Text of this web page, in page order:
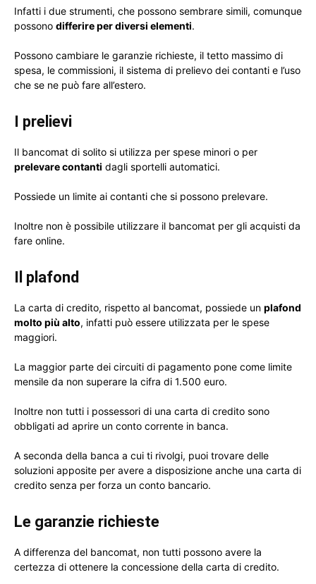
Infatti i due strumenti, che possono sembrare simili, comunque
possono differire per diversi elementi.
Possono cambiare le garanzie richieste, il tetto massimo di
spesa, le commissioni, il sistema di prelievo dei contanti e l’uso
che se ne può fare all’estero.
I prelievi
Il bancomat di solito si utilizza per spese minori o per
prelevare contanti dagli sportelli automatici.
Possiede un limite ai contanti che si possono prelevare.
Inoltre non è possibile utilizzare il bancomat per gli acquisti da
fare online.
Il plafond
La carta di credito, rispetto al bancomat, possiede un plafond
molto più alto, infatti può essere utilizzata per le spese
maggiori.
La maggior parte dei circuiti di pagamento pone come limite
mensile da non superare la cifra di 1.500 euro.
Inoltre non tutti i possessori di una carta di credito sono
obbligati ad aprire un conto corrente in banca.
A seconda della banca a cui ti rivolgi, puoi trovare delle
soluzioni apposite per avere a disposizione anche una carta di
credito senza per forza un conto bancario.
Le garanzie richieste
A differenza del bancomat, non tutti possono avere la
certezza di ottenere la concessione della carta di credito.